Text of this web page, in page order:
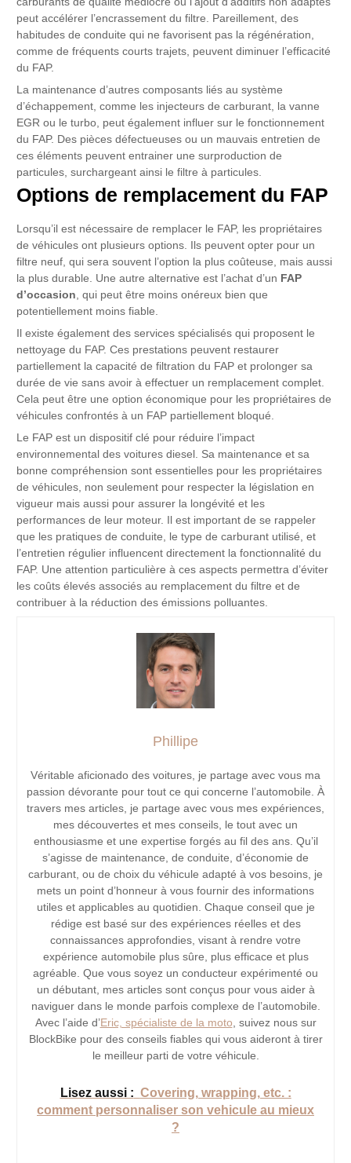
peut accélérer l’encrassement du filtre. Pareillement, des
habitudes de conduite qui ne favorisent pas la régénération,
comme de fréquents courts trajets, peuvent diminuer l’efficacité
du FAP.
La maintenance d’autres composants liés au système
d’échappement, comme les injecteurs de carburant, la vanne
EGR ou le turbo, peut également influer sur le fonctionnement
du FAP. Des pièces défectueuses ou un mauvais entretien de
ces éléments peuvent entrainer une surproduction de
particules, surchargeant ainsi le filtre à particules.
Options de remplacement du FAP
Lorsqu’il est nécessaire de remplacer le FAP, les propriétaires
de véhicules ont plusieurs options. Ils peuvent opter pour un
filtre neuf, qui sera souvent l’option la plus coûteuse, mais aussi
la plus durable. Une autre alternative est l’achat d’un FAP
d’occasion, qui peut être moins onéreux bien que
potentiellement moins fiable.
Il existe également des services spécialisés qui proposent le
nettoyage du FAP. Ces prestations peuvent restaurer
partiellement la capacité de filtration du FAP et prolonger sa
durée de vie sans avoir à effectuer un remplacement complet.
Cela peut être une option économique pour les propriétaires de
véhicules confrontés à un FAP partiellement bloqué.
Le FAP est un dispositif clé pour réduire l’impact
environnemental des voitures diesel. Sa maintenance et sa
bonne compréhension sont essentielles pour les propriétaires
de véhicules, non seulement pour respecter la législation en
vigueur mais aussi pour assurer la longévité et les
performances de leur moteur. Il est important de se rappeler
que les pratiques de conduite, le type de carburant utilisé, et
l’entretien régulier influencent directement la fonctionnalité du
FAP. Une attention particulière à ces aspects permettra d’éviter
les coûts élevés associés au remplacement du filtre et de
contribuer à la réduction des émissions polluantes.
Phillipe
Véritable aficionado des voitures, je partage avec vous ma
passion dévorante pour tout ce qui concerne l’automobile. À
travers mes articles, je partage avec vous mes expériences,
mes découvertes et mes conseils, le tout avec un
enthousiasme et une expertise forgés au fil des ans. Qu’il
s’agisse de maintenance, de conduite, d’économie de
carburant, ou de choix du véhicule adapté à vos besoins, je
mets un point d’honneur à vous fournir des informations
utiles et applicables au quotidien. Chaque conseil que je
rédige est basé sur des expériences réelles et des
connaissances approfondies, visant à rendre votre
expérience automobile plus sûre, plus efficace et plus
agréable. Que vous soyez un conducteur expérimenté ou
un débutant, mes articles sont conçus pour vous aider à
naviguer dans le monde parfois complexe de l’automobile.
Avec l’aide d’Eric, spécialiste de la moto , suivez nous sur
BlockBike pour des conseils fiables qui vous aideront à tirer
le meilleur parti de votre véhicule.
Lisez aussi : Covering, wrapping, etc. :
comment personnaliser son vehicule au mieux
?